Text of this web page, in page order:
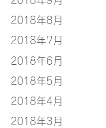
2018年8月
2018年7月
2018年6月
2018年5月
2018年4月
2018年3月